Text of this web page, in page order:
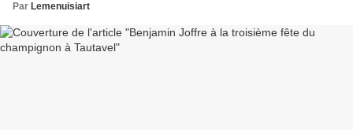
Par Lemenuisiart